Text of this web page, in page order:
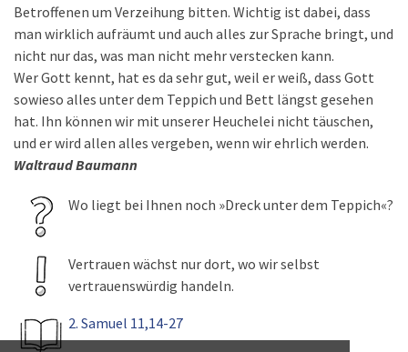
Betroffenen um Verzeihung bitten. Wichtig ist dabei, dass
man wirklich aufräumt und auch alles zur Sprache bringt, und
nicht nur das, was man nicht mehr verstecken kann.
Wer Gott kennt, hat es da sehr gut, weil er weiß, dass Gott
sowieso alles unter dem Teppich und Bett längst gesehen
hat. Ihn können wir mit unserer Heuchelei nicht täuschen,
und er wird allen alles vergeben, wenn wir ehrlich werden.
Waltraud Baumann
Wo liegt bei Ihnen noch »Dreck unter dem Teppich«?
Vertrauen wächst nur dort, wo wir selbst
vertrauenswürdig handeln.
2. Samuel 11,14-27